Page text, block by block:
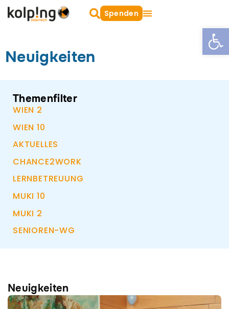
Zum
Inhalt
Suche
oeffnen
Spenden
Neuigkeiten
Themenfilter
WIEN 2
WIEN 10
AKTUELLES
CHANCE2WORK
LERNBETREUUNG
MUKI 10
MUKI 2
SENIOREN-WG
Neuigkeiten
SeiteSeiteSeite